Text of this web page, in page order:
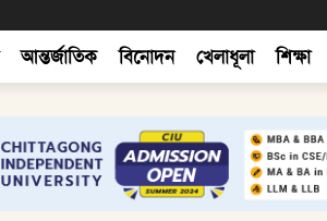
আন্তর্জাতিক বিনোদন খেলাধূলা শিক্ষা